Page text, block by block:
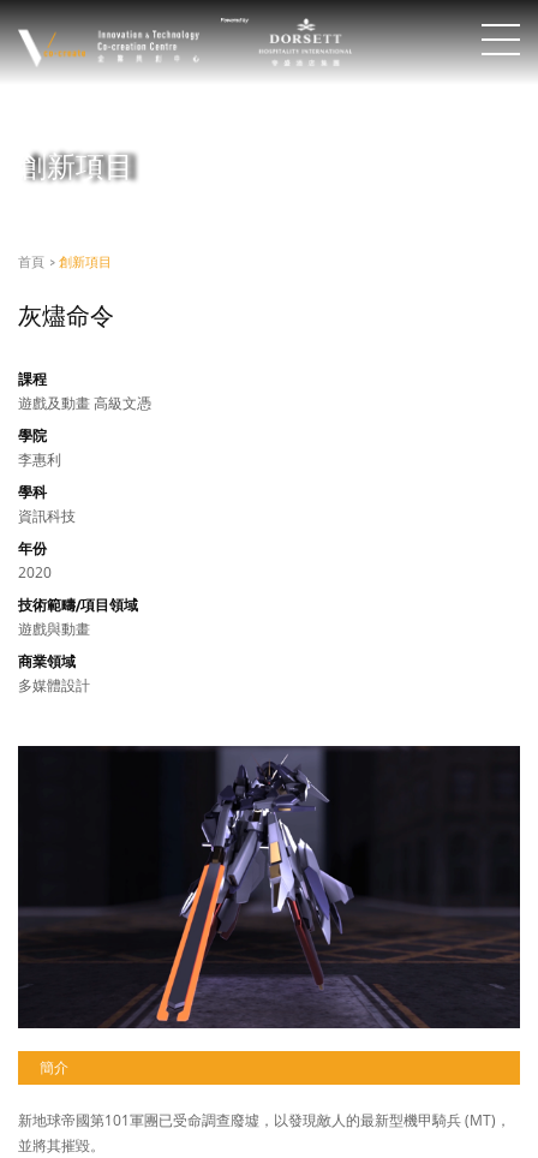
創新項目
首頁 > 創新項目
灰燼命令
課程
遊戲及動畫 高級文憑
學院
李惠利
學科
資訊科技
年份
2020
技術範疇/項目領域
遊戲與動畫
商業領域
多媒體設計
簡介
新地球帝國第101軍團已受命調查廢墟，以發現敵人的最新型機甲騎兵 (MT)，
並將其摧毀。